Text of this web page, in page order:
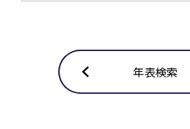
年表検索